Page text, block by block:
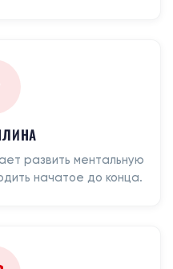
развить ментальную
начатое до конца.